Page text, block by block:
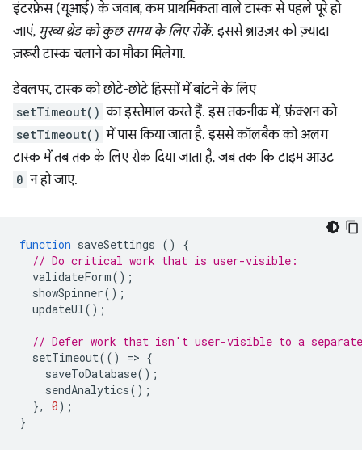
इंटरफ़ेस (यूआई) के जवाब, कम प्राथमिकता वाले टास्क से पहले पूरे हो
जाएं, मुख्य थ्रेड को कुछ समय के लिए रोकें. इससे ब्राउज़र को ज़्यादा
ज़रूरी टास्क चलाने का मौका मिलेगा.
डेवलपर, टास्क को छोटे-छोटे हिस्सों में बांटने के लिए
setTimeout() का इस्तेमाल करते हैं. इस तकनीक में, फ़ंक्शन को
setTimeout() में पास किया जाता है. इससे कॉलबैक को अलग
टास्क में तब तक के लिए रोक दिया जाता है, जब तक कि टाइम आउट
0 न हो जाए.
function saveSettings ()
{
// Do critical work that is user-visible:
validateForm();
showSpinner();
updateUI();
// Defer work that isn't user-visible to a
setTimeout(() => {
saveToDatabase();
sendAnalytics();
},
0);
}